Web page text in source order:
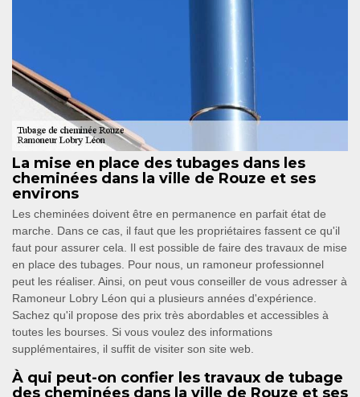
La mise en place des tubages dans les
cheminées dans la ville de Rouze et ses
environs
Les cheminées doivent être en permanence en parfait état de
marche. Dans ce cas, il faut que les propriétaires fassent ce qu'il
faut pour assurer cela. Il est possible de faire des travaux de mise
en place des tubages. Pour nous, un ramoneur professionnel
peut les réaliser. Ainsi, on peut vous conseiller de vous adresser à
Ramoneur Lobry Léon qui a plusieurs années d'expérience.
Sachez qu'il propose des prix très abordables et accessibles à
toutes les bourses. Si vous voulez des informations
supplémentaires, il suffit de visiter son site web.
À qui peut-on confier les travaux de tubage
des cheminées dans la ville de Rouze et ses